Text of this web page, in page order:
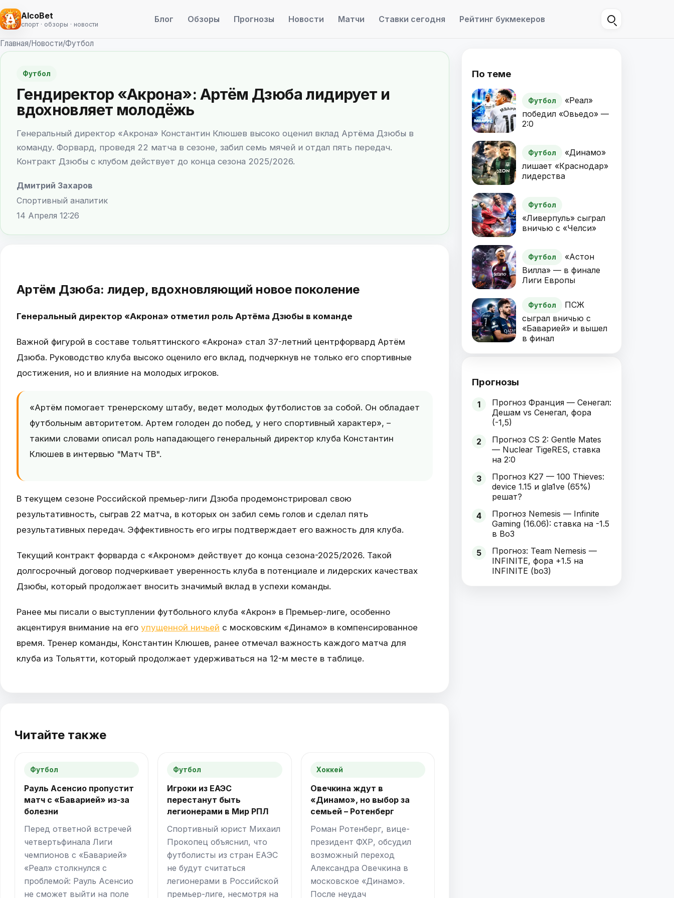
AlcoBet
спорт · обзоры · новости Блог Обзоры Прогнозы Новости Матчи Ставки сегодня Рейтинг букмекеров
Главная/Новости/Футбол
Футбол
Гендиректор «Акрона»: Артём Дзюба лидирует и
вдохновляет молодёжь
Генеральный директор «Акрона» Константин Клюшев высоко оценил вклад Артёма Дзюбы в
команду. Форвард, проведя 22 матча в сезоне, забил семь мячей и отдал пять передач.
Контракт Дзюбы с клубом действует до конца сезона 2025/2026.
Дмитрий Захаров
Спортивный аналитик
14 Апреля 12:26
Артём Дзюба: лидер, вдохновляющий новое поколение
Генеральный директор «Акрона» отметил роль Артёма Дзюбы в команде
Важной фигурой в составе тольяттинского «Акрона» стал 37-летний центрфорвард Артём
Дзюба. Руководство клуба высоко оценило его вклад, подчеркнув не только его спортивные
достижения, но и влияние на молодых игроков.
«Артём помогает тренерскому штабу, ведет молодых футболистов за собой. Он обладает
футбольным авторитетом. Артем голоден до побед, у него спортивный характер», –
такими словами описал роль нападающего генеральный директор клуба Константин
Клюшев в интервью "Матч ТВ".
В текущем сезоне Российской премьер-лиги Дзюба продемонстрировал свою
результативность, сыграв 22 матча, в которых он забил семь голов и сделал пять
результативных передач. Эффективность его игры подтверждает его важность для клуба.
Текущий контракт форварда с «Акроном» действует до конца сезона-2025/2026. Такой
долгосрочный договор подчеркивает уверенность клуба в потенциале и лидерских качествах
Дзюбы, который продолжает вносить значимый вклад в успехи команды.
Ранее мы писали о выступлении футбольного клуба «Акрон» в Премьер-лиге, особенно
акцентируя внимание на его упущенной ничьей с московским «Динамо» в компенсированное
время. Тренер команды, Константин Клюшев, ранее отмечал важность каждого матча для
клуба из Тольятти, который продолжает удерживаться на 12-м месте в таблице.
Читайте также
Футбол
Рауль Асенсио пропустит
матч с «Баварией» из-за
болезни
Перед ответной встречей
четвертьфинала Лиги
чемпионов с «Баварией»
«Реал» столкнулся с
проблемой: Рауль Асенсио
не сможет выйти на поле
Футбол
Игроки из ЕАЭС
перестанут быть
легионерами в Мир РПЛ
Спортивный юрист Михаил
Прокопец объяснил, что
футболисты из стран ЕАЭС
не будут считаться
легионерами в Российской
премьер-лиге, несмотря на
Хоккей
Овечкина ждут в
«Динамо», но выбор за
семьей – Ротенберг
Роман Ротенберг, вице-
президент ФХР, обсудил
возможный переход
Александра Овечкина в
московское «Динамо».
После неудач
По теме
Футбол
«Реал»
победил «Овьедо» —
2:0
Футбол
«Динамо»
лишает «Краснодар»
лидерства
Футбол
«Ливерпуль» сыграл
вничью с «Челси»
Футбол
«Астон
Вилла» — в финале
Лиги Европы
Футбол
ПСЖ
сыграл вничью с
«Баварией» и вышел
в финал
Прогнозы
1
Прогноз Франция — Сенегал:
Дешам vs Сенегал, фора
(-1,5)
2
Прогноз CS 2: Gentle Mates
— Nuclear TigeRES, ставка
на 2:0
3
Прогноз K27 — 100 Thieves:
device 1.15 и gla1ve (65%)
решат?
4
Прогноз Nemesis — Infinite
Gaming (16.06): ставка на -1.5
в Bo3
5
Прогноз: Team Nemesis —
INFINITE, фора +1.5 на
INFINITE (bo3)